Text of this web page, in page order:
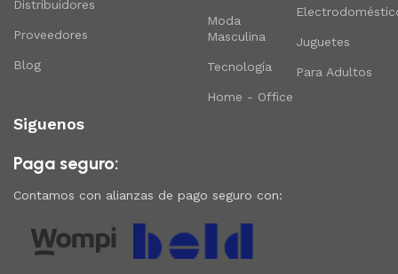
Distribuidores
Proveedores
Blog
Moda
Masculina
Tecnología
Home - Office
Juguetes
Para Adultos
Siguenos
Paga seguro:
Contamos con alianzas de pago seguro con: